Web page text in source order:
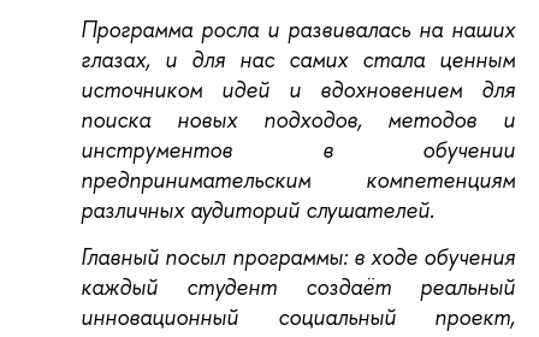
Программа росла и развивалась на наших
глазах, и для нас самих стала ценным
источником идей и вдохновением для
поиска новых подходов, методов и
инструментов в обучении
предпринимательским компетенциям
различных аудиторий слушателей.
Главный посыл программы: в ходе обучения
каждый студент создаёт реальный
инновационный социальный проект,